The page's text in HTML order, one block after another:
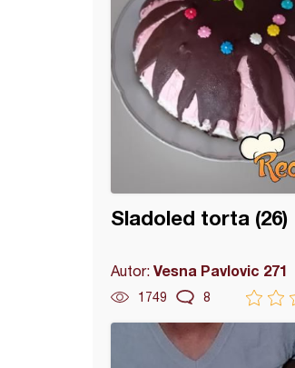
Sladoled torta (26)
Autor: Vesna Pavlovic 271
1749 8
kocke sa breskvama